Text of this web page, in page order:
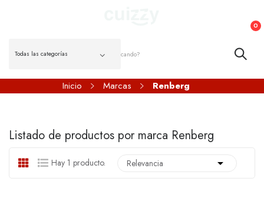
0
Inicio Marcas Renberg
Listado de productos por marca Renberg
Hay 1 producto. Relevancia 